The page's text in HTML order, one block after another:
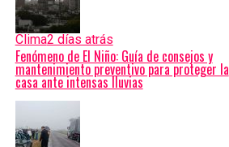
Clima2 días atrás
Fenómeno de El Niño: Guía de consejos y
mantenimiento preventivo para proteger la
casa ante intensas lluvias